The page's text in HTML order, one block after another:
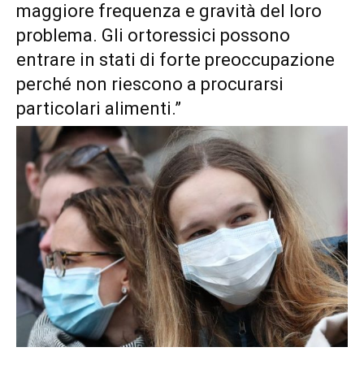
maggiore frequenza e gravità del loro
problema. Gli ortoressici possono
entrare in stati di forte preoccupazione
perché non riescono a procurarsi
particolari alimenti.”